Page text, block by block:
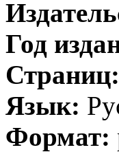
Год
Страниц:
Язык:
Формат: